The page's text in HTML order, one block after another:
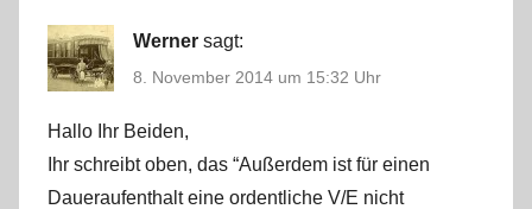
Werner sagt:
8. November 2014 um 15:32 Uhr
Hallo Ihr Beiden,
Ihr schreibt oben, das “Außerdem ist für einen
Daueraufenthalt eine ordentliche V/E nicht